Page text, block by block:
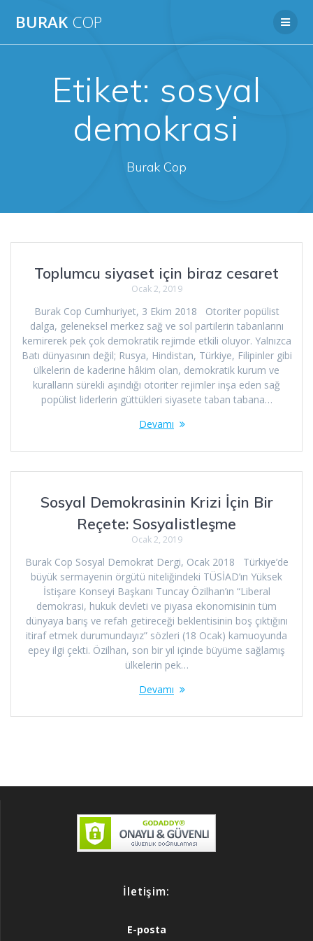
BURAK COP
Etiket: sosyal
demokrasi
Burak Cop
Toplumcu siyaset için biraz cesaret
Ocak 2, 2019
Burak Cop Cumhuriyet, 3 Ekim 2018 Otoriter popülist
dalga, geleneksel merkez sağ ve sol partilerin tabanlarını
kemirerek pek çok demokratik rejimde etkili oluyor. Yalnızca
Batı dünyasının değil; Rusya, Hindistan, Türkiye, Filipinler gibi
ülkelerin de kaderine hâkim olan, demokratik kurum ve
kuralların sürekli aşındığı otoriter rejimler inşa eden sağ
popülist liderlerin güttükleri siyasete taban tabana…
Devamı
Sosyal Demokrasinin Krizi İçin Bir
Reçete: Sosyalistleşme
Ocak 2, 2019
Burak Cop Sosyal Demokrat Dergi, Ocak 2018 Türkiye’de
büyük sermayenin örgütü niteliğindeki TÜSİAD’ın Yüksek
İstişare Konseyi Başkanı Tuncay Özilhan’ın “Liberal
demokrasi, hukuk devleti ve piyasa ekonomisinin tüm
dünyaya barış ve refah getireceği beklentisinin boş çıktığını
itiraf etmek durumundayız” sözleri (18 Ocak) kamuoyunda
epey ilgi çekti. Özilhan, son bir yıl içinde büyüme sağlamış
ülkelerin pek…
Devamı
İletişim:
E-posta